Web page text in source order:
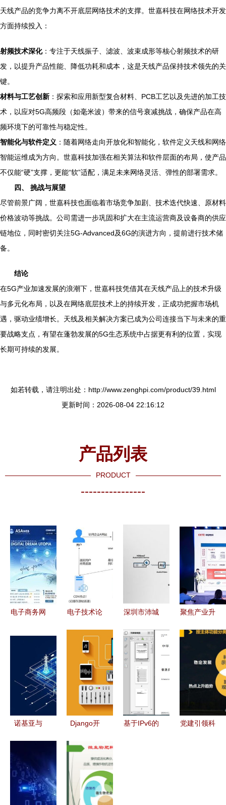
天线产品的竞争力离不开底层网络技术的支撑。世嘉科技在网络技术开发
方面持续投入：
射频技术深化：专注于天线振子、滤波、波束成形等核心射频技术的研
发，以提升产品性能、降低功耗和成本，这是天线产品保持技术领先的关
键。
材料与工艺创新 ：探索和应用新型复合材料、PCB工艺以及先进的加工技
术，以应对5G高频段（如毫米波）带来的信号衰减挑战，确保产品在高
频环境下的可靠性与稳定性。
智能化与软件定义 ：随着网络走向开放化和智能化，软件定义天线和网络
智能运维成为方向。世嘉科技加强在相关算法和软件层面的布局，使产品
不仅能“硬”支撑，更能“软”适配，满足未来网络灵活、弹性的部署需求。
四、 挑战与展望
尽管前景广阔，世嘉科技也面临着市场竞争加剧、技术迭代快速、原材料
价格波动等挑战。公司需进一步巩固和扩大在主流运营商及设备商的供应
链地位，同时密切关注5G-Advanced及6G的演进方向，提前进行技术储
备。
结论
在5G产业加速发展的浪潮下，世嘉科技凭借其在天线产品上的技术升级
与多元化布局，以及在网络底层技术上的持续开发，正成功把握市场机
遇，驱动业绩增长。天线及相关解决方案已成为公司连接当下与未来的重
要战略支点，有望在蓬勃发展的5G生态系统中占据更有利的位置，实现
长期可持续的发展。
如若转载，请注明出处：http://www.zenghpi.com/product/39.html
更新时间：2026-08-04 22:16:12
产品列表
PRODUCT
----------------
电子商务网
核心网络技
术栈解析
电子技术论
欢迎的专业
交流平台
深圳市沛城
领航网络技
术开发新纪
元
聚焦产业升
径，赋能网
诺基亚与
以智能体驱
动革新5G
网络切片技
术
Django开
站与技术团
队构成——
长春网络公
司专业解析
基于IPv6的
党建引领科